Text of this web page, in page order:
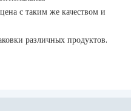
с таким же качеством и
различных продуктов.